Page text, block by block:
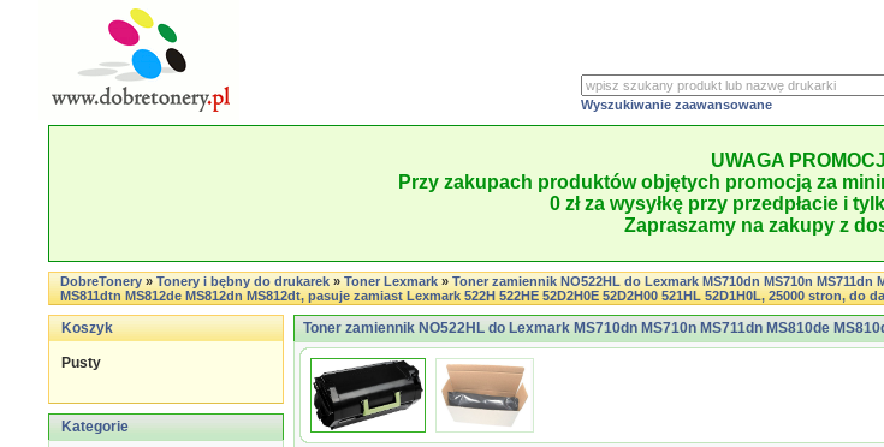
Wyszukiwanie zaawansowane
UWAGA
Przy zakupach produktów objętych promocją za
0 zł za wysyłkę przy przedpłacie i
Zapraszamy na zakupy z
DobreTonery»Tonery i bębny do drukarek»Toner Lexmark»Toner zamiennik NO522HL do Lexmark MS710dn MS710n MS711dn
MS811dtn MS812de MS812dn MS812dt, pasuje zamiast Lexmark 522H 522HE 52D2H0E 52D2H00 521HL 52D1H0L, 25000 stron, do
Koszyk
Pusty
Kategorie
Toner zamiennik NO522HL do Lexmark MS710dn MS710n MS711dn MS810de